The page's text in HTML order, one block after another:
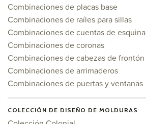
Combinaciones de placas base
Combinaciones de raíles para sillas
Combinaciones de cuentas de esquina
Combinaciones de coronas
Combinaciones de cabezas de frontón
Combinaciones de arrimaderos
Combinaciones de puertas y ventanas
COLECCIÓN DE DISEÑO DE MOLDURAS